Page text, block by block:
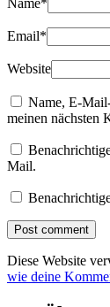
Name*
Email*
Website
Name, E-
meinen nächsten
Mail.
Diese Website
wie deine